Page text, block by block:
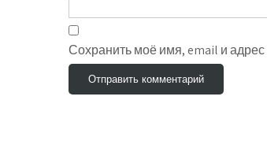
Сохранить моё имя, email и